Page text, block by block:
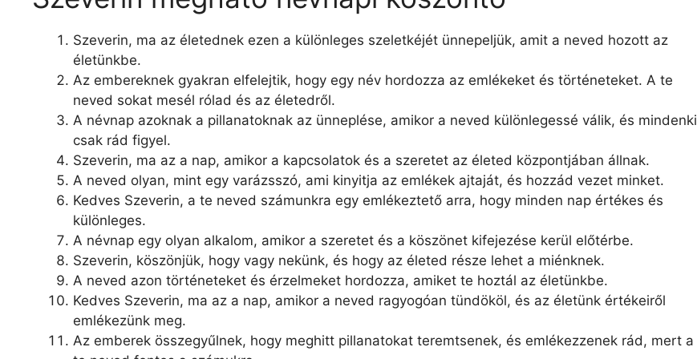
Szeverin, ma az életednek ezen a különleges szeletkéjét ünnepeljük, amit a neved hozott az
életünkbe.
Az embereknek gyakran elfelejtik, hogy egy név hordozza az emlékeket és történeteket. A te
neved sokat mesél rólad és az életedről.
A névnap azoknak a pillanatoknak az ünneplése, amikor a neved különlegessé válik, és mindenki
csak rád figyel.
Szeverin, ma az a nap, amikor a kapcsolatok és a szeretet az életed központjában állnak.
A neved olyan, mint egy varázsszó, ami kinyitja az emlékek ajtaját, és hozzád vezet minket.
Kedves Szeverin, a te neved számunkra egy emlékeztető arra, hogy minden nap értékes és
különleges.
A névnap egy olyan alkalom, amikor a szeretet és a köszönet kifejezése kerül előtérbe.
Szeverin, köszönjük, hogy vagy nekünk, és hogy az életed része lehet a miénknek.
A neved azon történeteket és érzelmeket hordozza, amiket te hoztál az életünkbe.
Kedves Szeverin, ma az a nap, amikor a neved ragyogóan tündököl, és az életünk értékeiről
emlékezünk meg.
Az emberek összegyűlnek, hogy meghitt pillanatokat teremtsenek, és emlékezzenek rád, mert a